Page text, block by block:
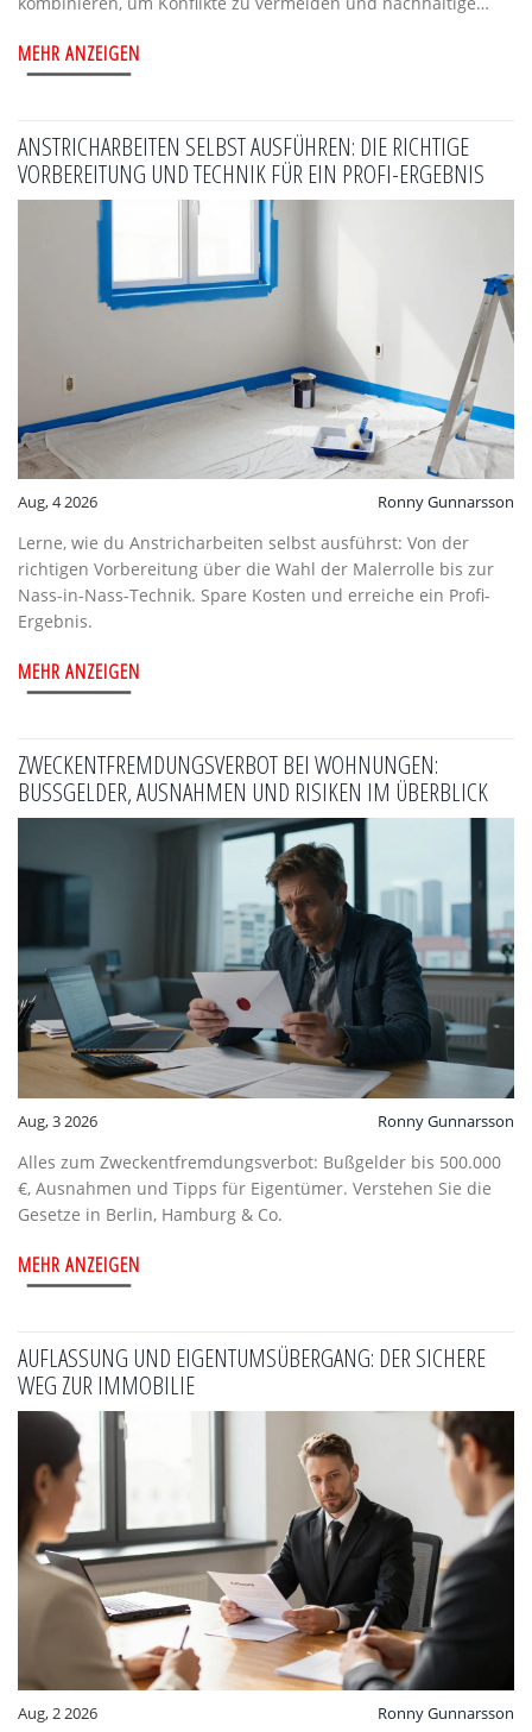
MEHR ANZEIGEN
ANSTRICHARBEITEN SELBST AUSFÜHREN: DIE RICHTIGE
VORBEREITUNG UND TECHNIK FÜR EIN PROFI-ERGEBNIS
Aug, 4 2026 Ronny Gunnarsson
Lerne, wie du Anstricharbeiten selbst ausführst: Von der
richtigen Vorbereitung über die Wahl der Malerrolle bis zur
Nass-in-Nass-Technik. Spare Kosten und erreiche ein Profi-
Ergebnis.
MEHR ANZEIGEN
ZWECKENTFREMDUNGSVERBOT BEI WOHNUNGEN:
BUSSGELDER, AUSNAHMEN UND RISIKEN IM ÜBERBLICK
Aug, 3 2026 Ronny Gunnarsson
Alles zum Zweckentfremdungsverbot: Bußgelder bis 500.000
€, Ausnahmen und Tipps für Eigentümer. Verstehen Sie die
Gesetze in Berlin, Hamburg & Co.
MEHR ANZEIGEN
AUFLASSUNG UND EIGENTUMSÜBERGANG: DER SICHERE
WEG ZUR IMMOBILIE
Aug, 2 2026 Ronny Gunnarsson